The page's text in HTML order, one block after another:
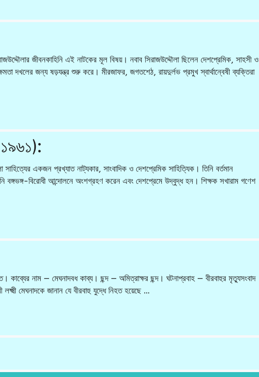
জীবনকাহিনি এই নাটকের মূল বিষয়। নবাব সিরাজউদ্দৌলা ছিলেন দেশপ্রেমিক, সাহসী ও
দখলের জন্য ষড়যন্ত্র শুরু করে। মীরজাফর, জগতশেঠ, রায়দুর্লভ প্রমুখ স্বার্থান্বেষী ব্যক্তিরা
একজন প্রখ্যাত নাট্যকার, সাংবাদিক ও দেশপ্রেমিক সাহিত্যিক। তিনি বর্তমান
বঙ্গভঙ্গ-বিরোধী আন্দোলনে অংশগ্রহণ করেন এবং দেশপ্রেমে উদ্বুদ্ধ হন। শিক্ষক সখারাম গণেশ
নাম — মেঘনাদবধ কাব্য। ছন্দ — অমিত্রাক্ষর ছন্দ। ঘটনাপ্রবাহ — বীরবাহুর মৃত্যুসংবাদ
মেঘনাদকে জানান যে বীরবাহু যুদ্ধে নিহত হয়েছে …